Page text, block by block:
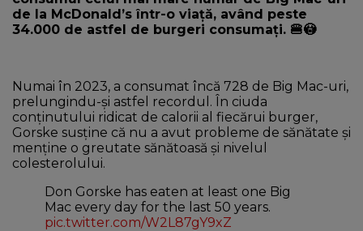
de la McDonald’s într-o viață, având peste
34.000 de astfel de burgeri consumați. 🍔😳
Numai în 2023, a consumat încă 728 de Big Mac-uri,
prelungindu-și astfel recordul. În ciuda
conținutului ridicat de calorii al fiecărui burger,
Gorske susține că nu a avut probleme de sănătate și
menține o greutate sănătoasă și nivelul
colesterolului.
Don Gorske has eaten at least one Big
Mac every day for the last 50 years.
pic.twitter.com/W2L87gY9xZ